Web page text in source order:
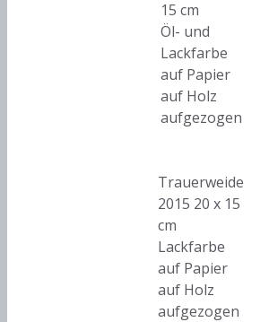
15 cm
Öl- und
Lackfarbe
auf Papier
auf Holz
aufgezogen
Trauerweide
2015 20 x 15
cm
Lackfarbe
auf Papier
auf Holz
aufgezogen